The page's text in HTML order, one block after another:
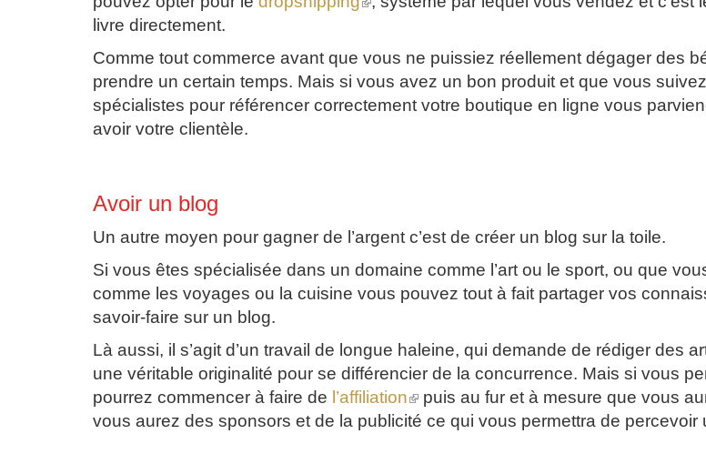
externe)
livre directement.
Comme tout commerce avant que vous ne puissiez réellement dégager des
prendre un certain temps. Mais si vous avez un bon produit et que vous
spécialistes pour référencer correctement votre boutique en ligne vous
avoir votre clientèle.
Avoir un blog
Un autre moyen pour gagner de l’argent c’est de créer un blog sur la toile.
Si vous êtes spécialisée dans un domaine comme l’art ou le sport, ou que
comme les voyages ou la cuisine vous pouvez tout à fait partager vos
savoir-faire sur un blog.
Là aussi, il s’agit d’un travail de longue haleine, qui demande de rédiger des
une véritable originalité pour se différencier de la concurrence. Mais si vous
pourrez commencer à faire de l’affiliation(le
lien
est
puis au fur et à mesure que vous
vous aurez des sponsors et de la publicité ce qui vous permettra de percevoir